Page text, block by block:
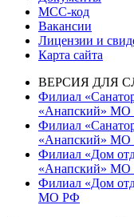
МСС-код
Вакансии
Лицензии и
Карта сайта
ВЕРСИЯ ДЛЯ
Филиал
«Анапский»
Филиал
«Анапский»
Филиал «Дом
«Анапский»
Филиал «Дом
МО РФ